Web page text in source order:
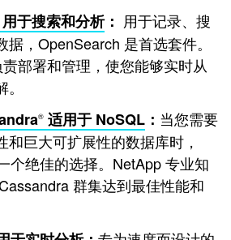
用于搜索和分析： 用于记录、搜
，OpenSearch 是首选套件。
部署和管理，使您能够实时从
® 适用于 NoSQL ： 当您需要
和巨大可扩展性的数据库时，
个绝佳的选择。NetApp 专业知
群集达到最佳性能和